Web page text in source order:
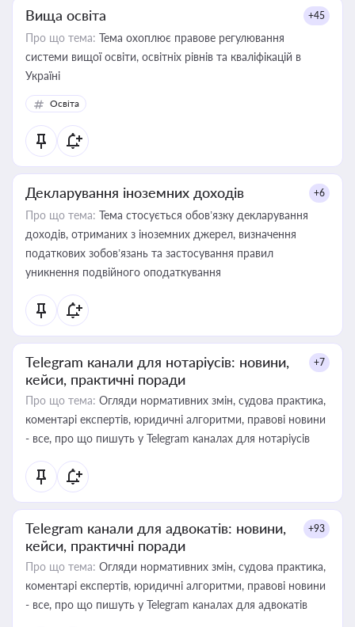
Вища освіта +45
Про що тема: Тема охоплює правове регулювання
системи вищої освіти, освітніх рівнів та кваліфікацій в
Україні
Освіта
Декларування іноземних доходів +6
Про що тема: Тема стосується обов’язку декларування
доходів, отриманих з іноземних джерел, визначення
податкових зобов’язань та застосування правил
уникнення подвійного оподаткування
Telegram канали для нотаріусів: новини,
кейси, практичні поради
+7
Про що тема: Огляди нормативних змін, судова практика,
коментарі експертів, юридичні алгоритми, правові новини
- все, про що пишуть у Telegram каналах для нотаріусів
Telegram канали для адвокатів: новини,
кейси, практичні поради
+93
Про що тема: Огляди нормативних змін, судова практика,
коментарі експертів, юридичні алгоритми, правові новини
- все, про що пишуть у Telegram каналах для адвокатів